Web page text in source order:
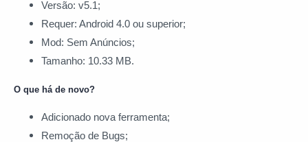
Versão: v5.1;
Requer: Android 4.0 ou superior;
Mod: Sem Anúncios;
Tamanho: 10.33 MB.
O que há de novo?
Adicionado nova ferramenta;
Remoção de Bugs;